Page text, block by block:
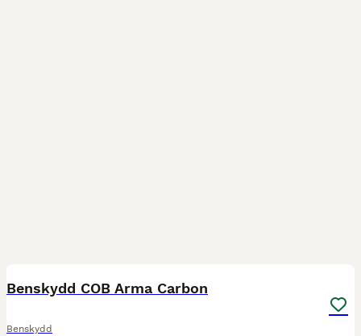
Benskydd COB Arma Carbon
Benskydd